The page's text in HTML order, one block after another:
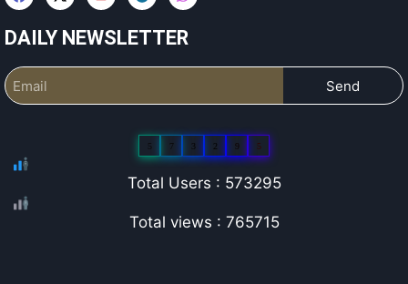
DAILY NEWSLETTER
Send
5 7 3 2 9 5
Total Users : 573295
Total views : 765715